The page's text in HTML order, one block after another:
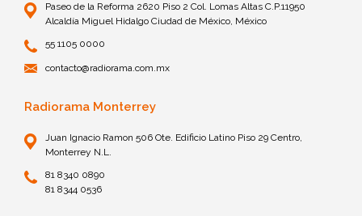
Paseo de la Reforma 2620 Piso 2 Col. Lomas Altas C.P.11950
Alcaldía Miguel Hidalgo Ciudad de México, México
55 1105 0000
contacto@radiorama.com.mx
Radiorama Monterrey
Juan Ignacio Ramon 506 Ote. Edificio Latino Piso 29 Centro,
Monterrey N.L.
81 8340 0890
81 8344 0536